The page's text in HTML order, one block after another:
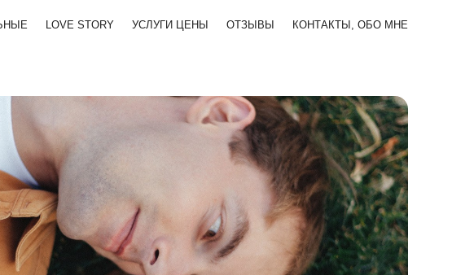
LOVE STORY УСЛУГИ ЦЕНЫ ОТЗЫВЫ КОНТАКТЫ, ОБО МНЕ